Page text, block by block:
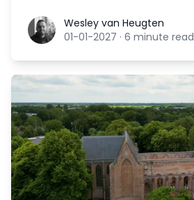
Wesley van Heugten
Wesley van Heugten
01-01-2027 · 6 minute read